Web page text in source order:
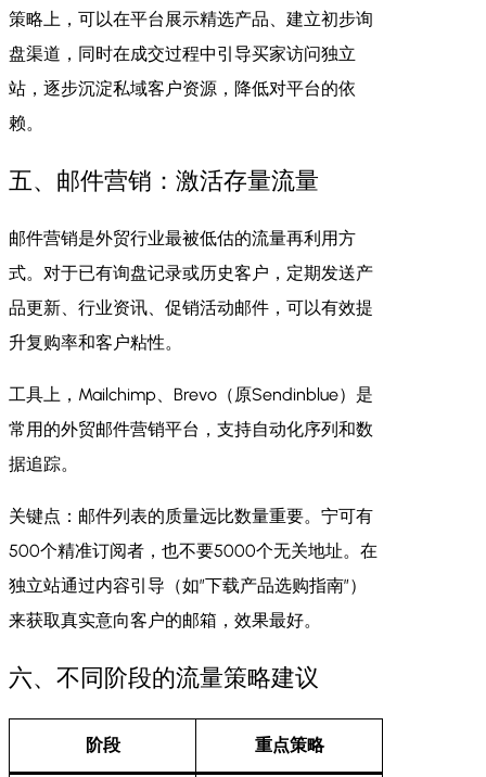
策略上，可以在平台展示精选产品、建立初步询
盘渠道，同时在成交过程中引导买家访问独立
站，逐步沉淀私域客户资源，降低对平台的依
赖。
五、邮件营销：激活存量流量
邮件营销是外贸行业最被低估的流量再利用方
式。对于已有询盘记录或历史客户，定期发送产
品更新、行业资讯、促销活动邮件，可以有效提
升复购率和客户粘性。
工具上，Mailchimp、Brevo（原Sendinblue）是
常用的外贸邮件营销平台，支持自动化序列和数
据追踪。
关键点：邮件列表的质量远比数量重要。宁可有
500个精准订阅者，也不要5000个无关地址。在
独立站通过内容引导（如”下载产品选购指南”）
来获取真实意向客户的邮箱，效果最好。
六、不同阶段的流量策略建议
阶段 重点策略